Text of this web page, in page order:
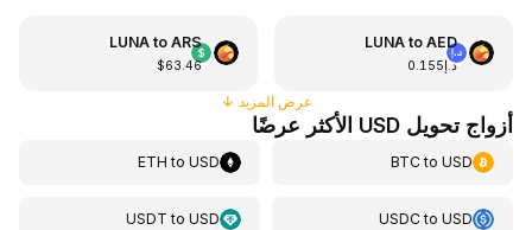
LUNA toAED
د.إ0.155
LUNA toARS
$63.46
عرض المزيد ↓
أزواج تحويل USD الأكثر عرضًا
BTCtoUSD
ETH toUSD
USDCtoUSD
USDT toUSD